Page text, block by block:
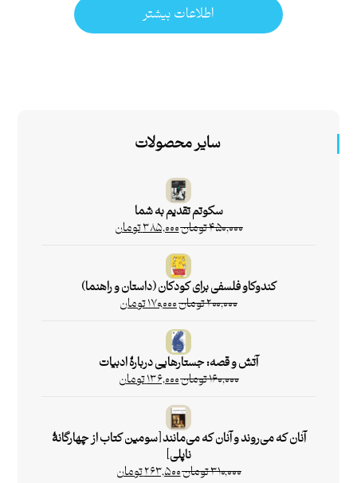
اطلاعات بیشتر
سایر محصولات
سکوتم تقدیم به شما
۴۵۰,۰۰۰تومان۳۸۵,۰۰۰تومان
کندوکاو فلسفی برای کودکان (داستان و راهنما)
۲۰۰,۰۰۰تومان۱۷۰,۰۰۰تومان
آتش و قصه: جستارهایی دربارۀ ادبیات
۱۶۰,۰۰۰تومان۱۳۶,۰۰۰تومان
آنان که می‌روند و آنان که می‌مانند [سومین کتاب از چهارگانۀ
ناپلی]
۳۱۰,۰۰۰تومان۲۶۳,۵۰۰تومان